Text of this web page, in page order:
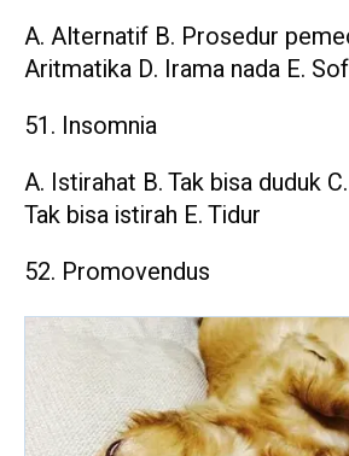
A. Alternatif B. Prosedur
Aritmatika D. Irama nada E.
51. Insomnia
A. Istirahat B. Tak bisa duduk
Tak bisa istirah E. Tidur
52. Promovendus